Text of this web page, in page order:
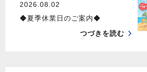
2026.08.02
◆夏季休業日のご案内◆
つづきを読む